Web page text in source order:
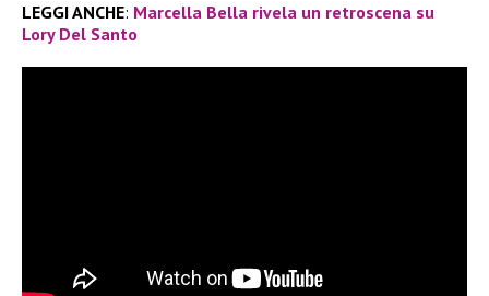
LEGGI ANCHE: Marcella Bella rivela un retroscena su
Lory Del Santo